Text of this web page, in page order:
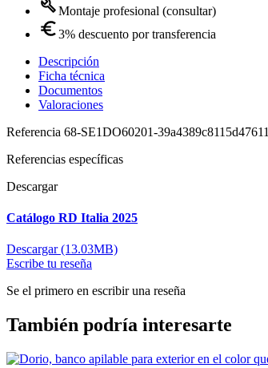
Montaje profesional (consultar)
3% descuento por transferencia
Descripción
Ficha técnica
Documentos
Valoraciones
Referencia 68-SE1DO60201-39a4389c8115d47611
Referencias específicas
Descargar
Catálogo RD Italia 2025
Descargar (13.03MB)
Escribe tu reseña
Se el primero en escribir una reseña
También podría interesarte